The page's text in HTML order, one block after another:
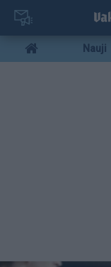
Pereiti
pagrindinį
turinį
Mobile
menu
Nauji